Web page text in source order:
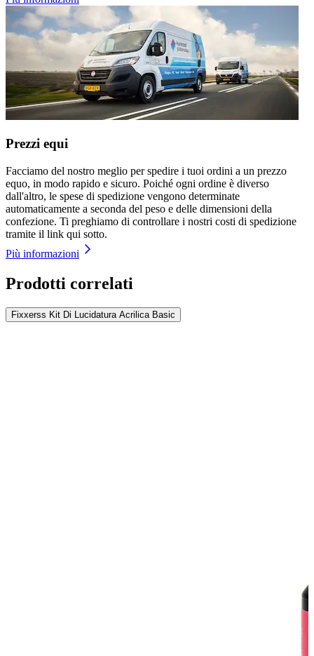
Prezzi equi
Facciamo del nostro meglio per spedire i tuoi ordini a un prezzo
equo, in modo rapido e sicuro. Poiché ogni ordine è diverso
dall'altro, le spese di spedizione vengono determinate
automaticamente a seconda del peso e delle dimensioni della
confezione. Ti preghiamo di controllare i nostri costi di spedizione
tramite il link qui sotto.
Più informazioni
Prodotti correlati
Fixxerss Kit Di Lucidatura Acrilica Basic